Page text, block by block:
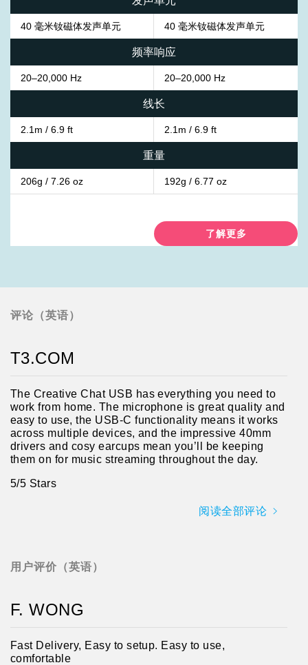
40 毫米钕磁体发声单元 40 毫米钕磁体发声单元
频率响应
20–20,000 Hz 20–20,000 Hz
线长
2.1m / 6.9 ft 2.1m / 6.9 ft
重量
206g / 7.26 oz 192g / 6.77 oz
了解更多
评论（英语）
T3.COM
The Creative Chat USB has everything you need to
work from home. The microphone is great quality and
easy to use, the USB-C functionality means it works
across multiple devices, and the impressive 40mm
drivers and cosy earcups mean you’ll be keeping
them on for music streaming throughout the day.
5/5 Stars
阅读全部评论
用户评价（英语）
F. WONG
Fast Delivery, Easy to setup. Easy to use,
comfortable